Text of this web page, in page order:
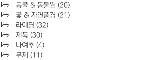
동물 & 동물원 (20)
꽃 & 자연풍경 (21)
라이딩 (32)
제품 (30)
나여추 (4)
무제 (11)